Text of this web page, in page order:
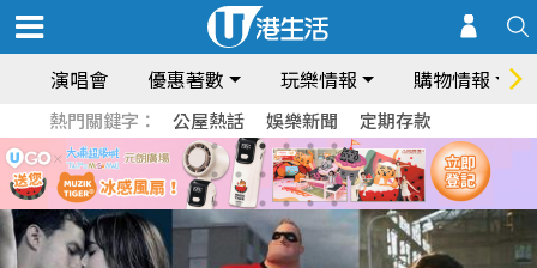
演唱會 優惠著數 玩樂情報 購物情報
熱門關鍵字： 公屋熱話 娛樂新聞 定期存款